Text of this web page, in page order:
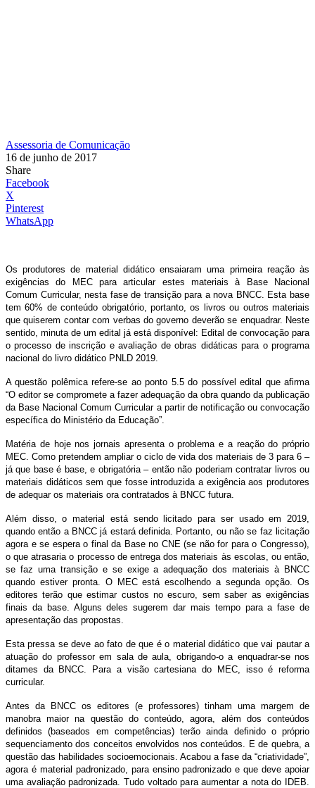
Assessoria de Comunicação
16 de junho de 2017
Share
Facebook
X
Pinterest
WhatsApp
Os produtores de material didático ensaiaram uma primeira reação às
exigências do MEC para articular estes materiais à Base Nacional
Comum Curricular, nesta fase de transição para a nova BNCC. Esta base
tem 60% de conteúdo obrigatório, portanto, os livros ou outros materiais
que quiserem contar com verbas do governo deverão se enquadrar. Neste
sentido, minuta de um edital já está disponível: Edital de convocação para
o processo de inscrição e avaliação de obras didáticas para o programa
nacional do livro didático PNLD 2019.
A questão polêmica refere-se ao ponto 5.5 do possível edital que afirma
“O editor se compromete a fazer adequação da obra quando da publicação
da Base Nacional Comum Curricular a partir de notificação ou convocação
específica do Ministério da Educação”.
Matéria de hoje nos jornais apresenta o problema e a reação do próprio
MEC. Como pretendem ampliar o ciclo de vida dos materiais de 3 para 6 –
já que base é base, e obrigatória – então não poderiam contratar livros ou
materiais didáticos sem que fosse introduzida a exigência aos produtores
de adequar os materiais ora contratados à BNCC futura.
Além disso, o material está sendo licitado para ser usado em 2019,
quando então a BNCC já estará definida. Portanto, ou não se faz licitação
agora e se espera o final da Base no CNE (se não for para o Congresso),
o que atrasaria o processo de entrega dos materiais às escolas, ou então,
se faz uma transição e se exige a adequação dos materiais à BNCC
quando estiver pronta. O MEC está escolhendo a segunda opção. Os
editores terão que estimar custos no escuro, sem saber as exigências
finais da base. Alguns deles sugerem dar mais tempo para a fase de
apresentação das propostas.
Esta pressa se deve ao fato de que é o material didático que vai pautar a
atuação do professor em sala de aula, obrigando-o a enquadrar-se nos
ditames da BNCC. Para a visão cartesiana do MEC, isso é reforma
curricular.
Antes da BNCC os editores (e professores) tinham uma margem de
manobra maior na questão do conteúdo, agora, além dos conteúdos
definidos (baseados em competências) terão ainda definido o próprio
sequenciamento dos conceitos envolvidos nos conteúdos. E de quebra, a
questão das habilidades socioemocionais. Acabou a fase da “criatividade”,
agora é material padronizado, para ensino padronizado e que deve apoiar
uma avaliação padronizada. Tudo voltado para aumentar a nota do IDEB.